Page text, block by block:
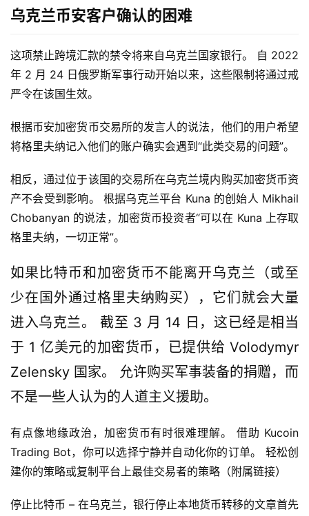
首
页
快
信
仰
a
r
9
9
指
乌克兰币安客户确认的困难
这项禁止跨境汇款的禁令将来自乌克兰国家银行。 自 2022
年 2 月 24 日俄罗斯军事行动开始以来，这些限制将通过戒
严令在该国生效。
根据币安加密货币交易所的发言人的说法，他们的用户希望
将格里夫纳记入他们的账户确实会遇到“此类交易的问题”。
相反，通过位于该国的交易所在乌克兰境内购买加密货币资
产不会受到影响。 根据乌克兰平台 Kuna 的创始人 Mikhail
Chobanyan 的说法，加密货币投资者“可以在 Kuna 上存取
格里夫纳，一切正常”。
如果比特币和加密货币不能离开乌克兰（或至
少在国外通过格里夫纳购买），它们就会大量
进入乌克兰。 截至 3 月 14 日，这已经是相当
于 1 亿美元的加密货币，已提供给 Volodymyr
Zelensky 国家。 允许购买军事装备的捐赠，而
不是一些人认为的人道主义援助。
有点像地缘政治，加密货币有时很难理解。 借助 Kucoin
Trading Bot，你可以选择宁静并自动化你的订单。 轻松创
建你的策略或复制平台上最佳交易者的策略（附属链接）
停止比特币 – 在乌克兰，银行停止本地货币转移的文章首先